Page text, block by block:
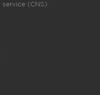
service (CNS)